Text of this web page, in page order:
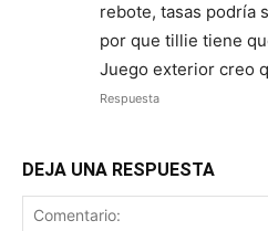
rebote, tasas podría
por que tillie tiene
Juego exterior creo
Respuesta
DEJA UNA RESPUESTA